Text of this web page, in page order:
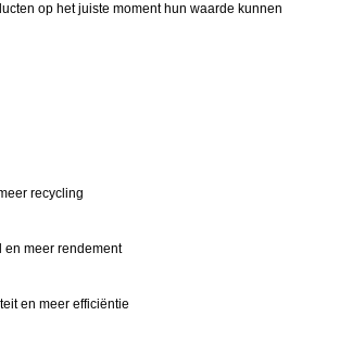
op het juiste moment hun waarde kunnen
recycling
meer rendement
en meer efficiëntie